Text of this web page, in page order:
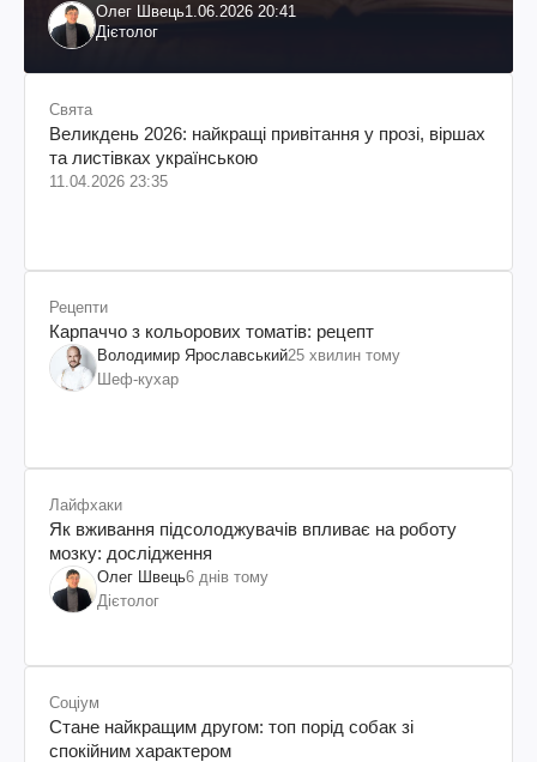
Олег Швець1.06.2026 20:41
Дієтолог
Свята
Великдень 2026: найкращі привітання у прозі, віршах
та листівках українською
11.04.2026 23:35
Рецепти
Карпаччо з кольорових томатів: рецепт
Володимир Ярославський25 хвилин тому
Шеф-кухар
Лайфхаки
Як вживання підсолоджувачів впливає на роботу
мозку: дослідження
Олег Швець6 днів тому
Дієтолог
Соціум
Стане найкращим другом: топ порід собак зі
спокійним характером